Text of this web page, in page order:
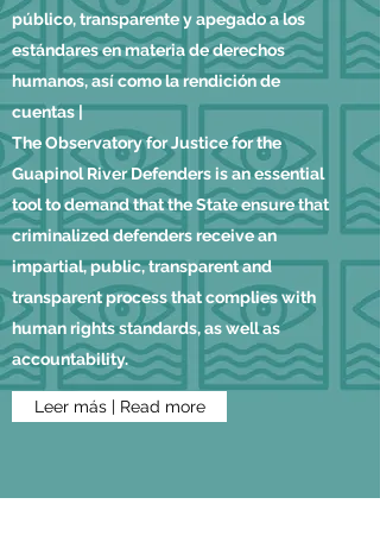
público, transparente y apegado a los
estándares en materia de derechos
humanos, así como la rendición de
cuentas |
The Observatory for Justice for the
Guapinol River Defenders is an essential
tool to demand that the State ensure that
criminalized defenders receive an
impartial, public, transparent and
transparent process that complies with
human rights standards, as well as
accountability.
Leer más | Read more